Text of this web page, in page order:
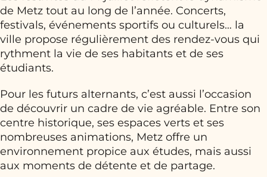
de Metz tout au long de l’année. Concerts,
festivals, événements sportifs ou culturels… la
ville propose régulièrement des rendez-vous qui
rythment la vie de ses habitants et de ses
étudiants.
Pour les futurs alternants, c’est aussi l’occasion
de découvrir un cadre de vie agréable. Entre son
centre historique, ses espaces verts et ses
nombreuses animations, Metz offre un
environnement propice aux études, mais aussi
aux moments de détente et de partage.